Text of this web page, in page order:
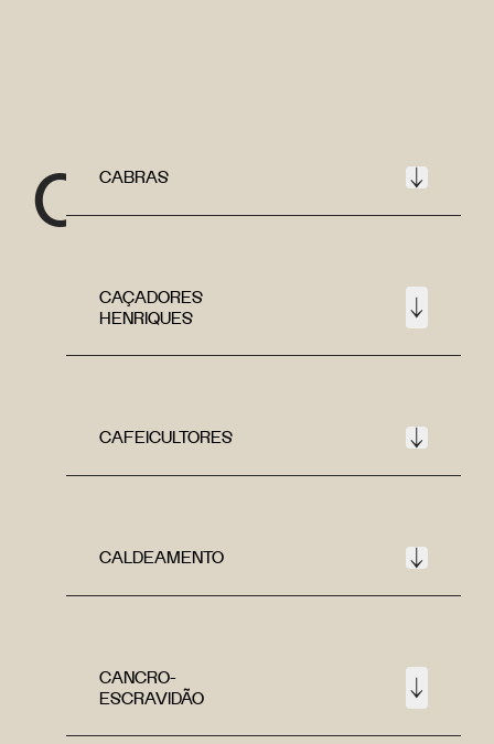
C CABRAS
CAÇADORES
HENRIQUES
CAFEICULTORES
CALDEAMENTO
CANCRO-
ESCRAVIDÃO